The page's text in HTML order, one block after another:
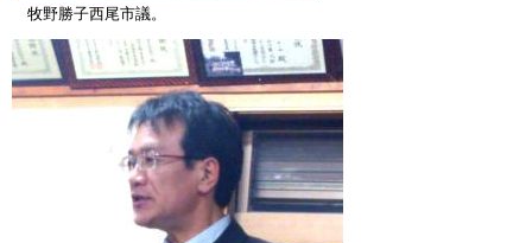
牧野勝子西尾市議。